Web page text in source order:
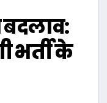
बदलाव:
भर्ती के